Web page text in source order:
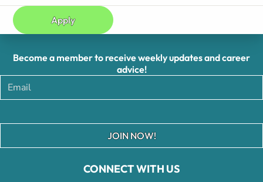
Apply
CONNECT WITH US
Become a member to receive weekly updates and career
advice!
JOIN NOW!